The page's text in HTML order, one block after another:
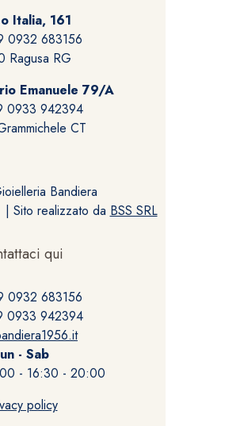
Italia, 161
0932 683156
Ragusa RG
Emanuele 79/A
0933 942394
CT
Bandiera
Sito realizzato da BSS SRL
qui
0932 683156
0933 942394
- Sab
- 16:30 - 20:00
policy